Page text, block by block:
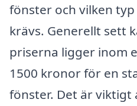
fönster och vilken
krävs. Generellt sett
priserna ligger inom
1500 kronor för en
fönster. Det är